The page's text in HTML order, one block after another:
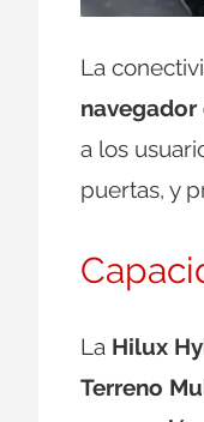
La
navegador
a los
puertas, y
La Hilux
Terreno